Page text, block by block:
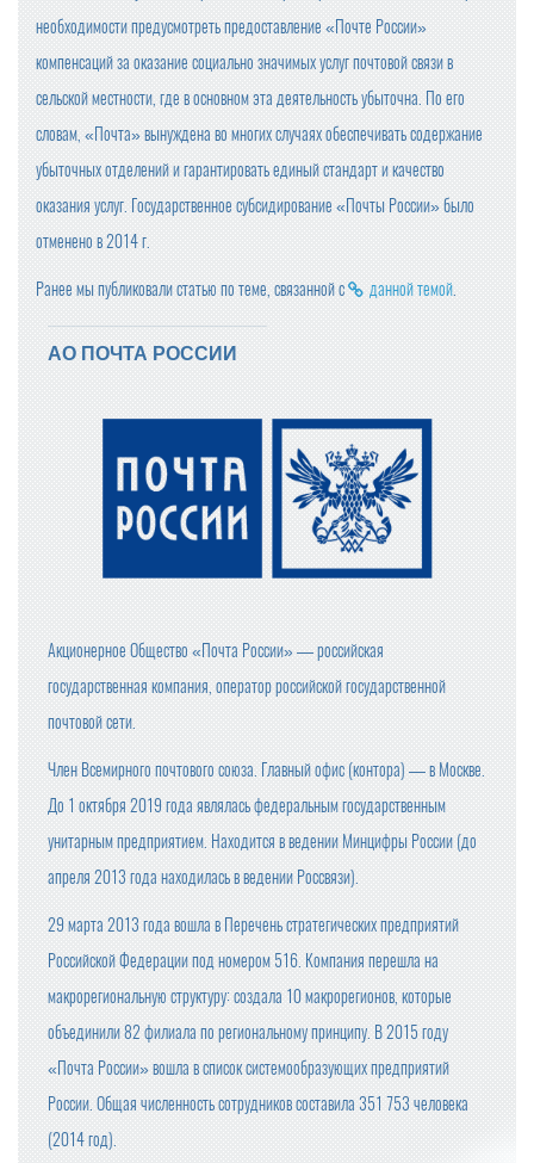
необходимости предусмотреть предоставление «Почте России»
компенсаций за оказание социально значимых услуг почтовой связи в
сельской местности, где в основном эта деятельность убыточна. По его
словам, «Почта» вынуждена во многих случаях обеспечивать содержание
убыточных отделений и гарантировать единый стандарт и качество
оказания услуг. Государственное субсидирование «Почты России» было
отменено в 2014 г.
Ранее мы публиковали статью по теме, связанной с данной темой.
АО ПОЧТА РОССИИ
Акционерное Общество «Почта России» — российская
государственная компания, оператор российской государственной
почтовой сети.
Член Всемирного почтового союза. Главный офис (контора) — в Москве.
До 1 октября 2019 года являлась федеральным государственным
унитарным предприятием. Находится в ведении Минцифры России (до
апреля 2013 года находилась в ведении Россвязи).
29 марта 2013 года вошла в Перечень стратегических предприятий
Российской Федерации под номером 516. Компания перешла на
макрорегиональную структуру: создала 10 макрорегионов, которые
объединили 82 филиала по региональному принципу. В 2015 году
«Почта России» вошла в список системообразующих предприятий
России. Общая численность сотрудников составила 351 753 человека
(2014 год).